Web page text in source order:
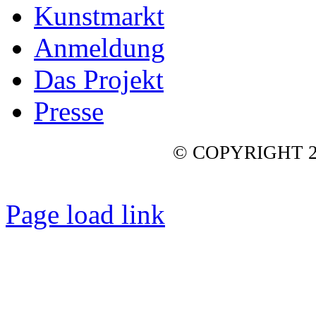
Kunstmarkt
Anmeldung
Das Projekt
Presse
© COPYRIGHT
Page load link